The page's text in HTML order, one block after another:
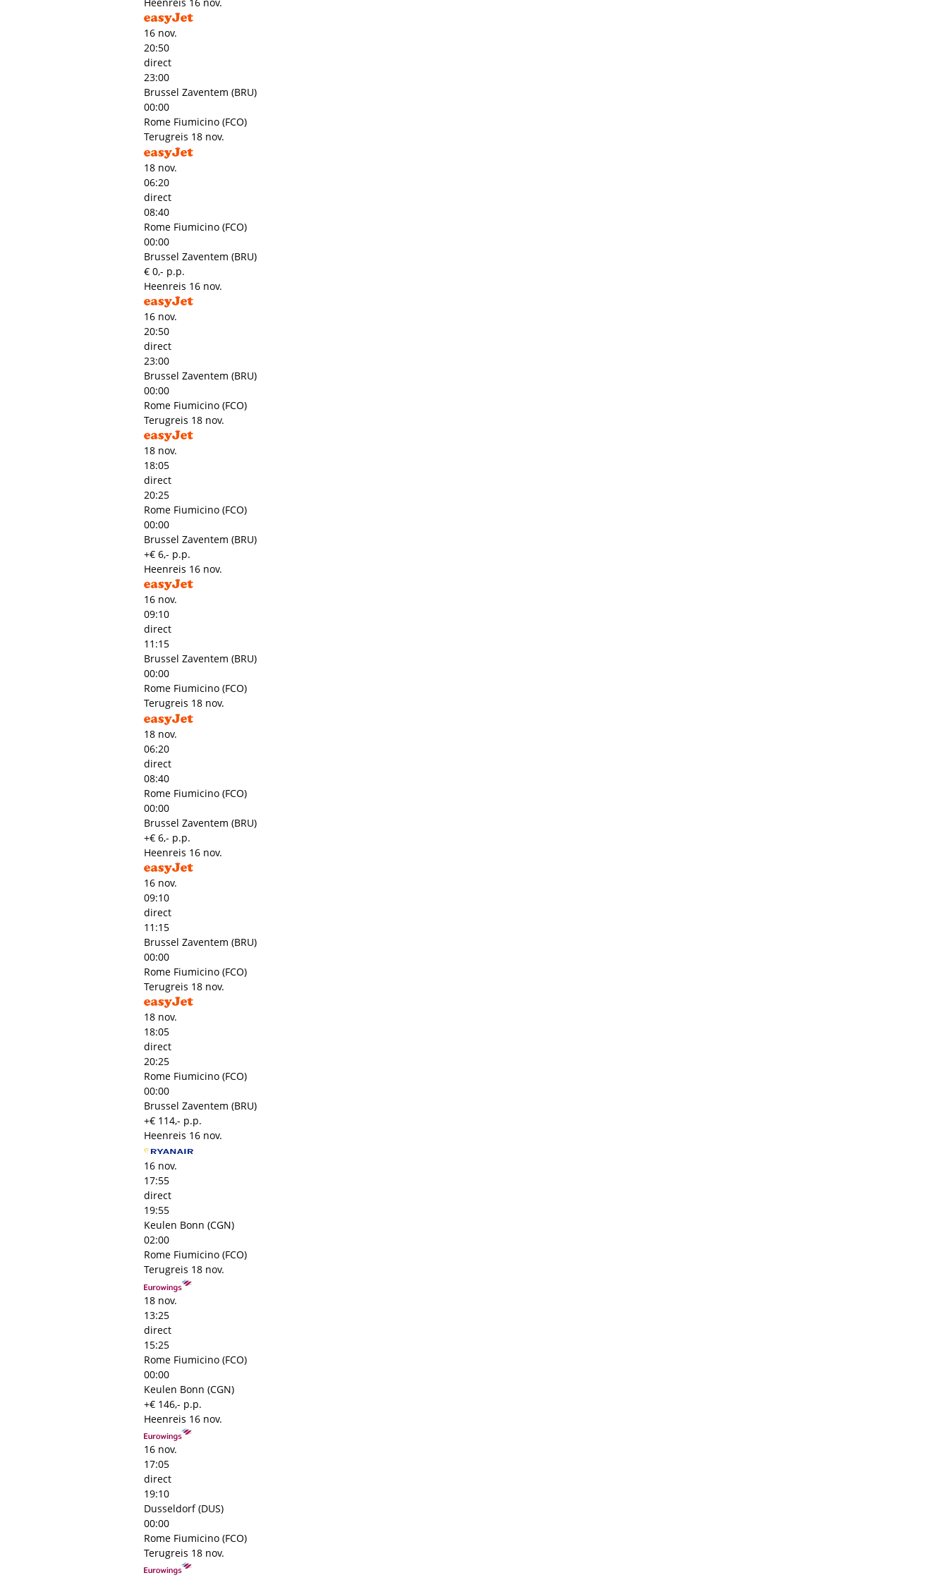
16 nov.
20:50
direct
23:00
Brussel Zaventem (BRU)
00:00
Rome Fiumicino (FCO)
Terugreis 18 nov.
18 nov.
06:20
direct
08:40
Rome Fiumicino (FCO)
00:00
Brussel Zaventem (BRU)
€ 0,- p.p.
Heenreis 16 nov.
16 nov.
20:50
direct
23:00
Brussel Zaventem (BRU)
00:00
Rome Fiumicino (FCO)
Terugreis 18 nov.
18 nov.
18:05
direct
20:25
Rome Fiumicino (FCO)
00:00
Brussel Zaventem (BRU)
+€ 6,- p.p.
Heenreis 16 nov.
16 nov.
09:10
direct
11:15
Brussel Zaventem (BRU)
00:00
Rome Fiumicino (FCO)
Terugreis 18 nov.
18 nov.
06:20
direct
08:40
Rome Fiumicino (FCO)
00:00
Brussel Zaventem (BRU)
+€ 6,- p.p.
Heenreis 16 nov.
16 nov.
09:10
direct
11:15
Brussel Zaventem (BRU)
00:00
Rome Fiumicino (FCO)
Terugreis 18 nov.
18 nov.
18:05
direct
20:25
Rome Fiumicino (FCO)
00:00
Brussel Zaventem (BRU)
+€ 114,- p.p.
Heenreis 16 nov.
16 nov.
17:55
direct
19:55
Keulen Bonn (CGN)
02:00
Rome Fiumicino (FCO)
Terugreis 18 nov.
18 nov.
13:25
direct
15:25
Rome Fiumicino (FCO)
00:00
Keulen Bonn (CGN)
+€ 146,- p.p.
Heenreis 16 nov.
16 nov.
17:05
direct
19:10
Dusseldorf (DUS)
00:00
Rome Fiumicino (FCO)
Terugreis 18 nov.